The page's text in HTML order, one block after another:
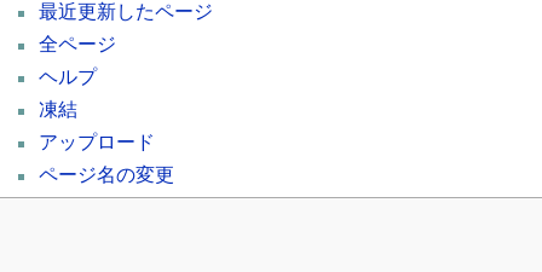
最近更新したページ
全ページ
ヘルプ
凍結
アップロード
ページ名の変更